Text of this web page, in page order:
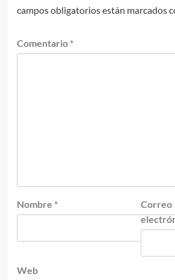
campos obligatorios están marcados
Comentario *
Nombre *
Correo
Web